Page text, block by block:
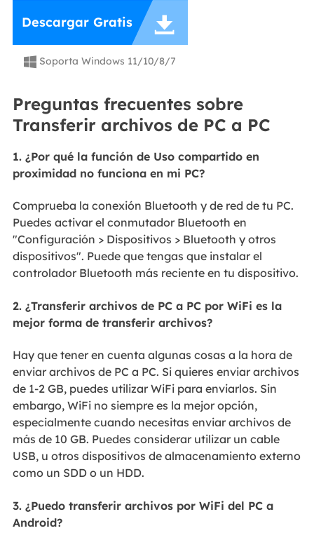
Descargar Gratis 
 Soporta Windows 11/10/8/7
Preguntas frecuentes sobre
Transferir archivos de PC a PC
1. ¿Por qué la función de Uso compartido en
proximidadno funciona en mi PC?
Comprueba la conexión Bluetooth y de red de tu PC.
Puedes activar el conmutador Bluetooth en
"Configuración > Dispositivos > Bluetooth y otros
dispositivos". Puede que tengas que instalar el
controlador Bluetooth más reciente en tu dispositivo.
2. ¿Transferir archivos de PC a PC por WiFi es la
mejor forma de transferir archivos?
Hay que tener en cuenta algunas cosas a la hora de
enviar archivos de PC a PC. Si quieres enviar archivos
de 1-2 GB, puedes utilizar WiFi para enviarlos. Sin
embargo, WiFi no siempre es la mejor opción,
especialmente cuando necesitas enviar archivos de
más de 10 GB. Puedes considerar utilizar un cable
USB, u otros dispositivos de almacenamiento externo
como un SDD o un HDD.
3. ¿Puedo transferir archivos por WiFi del PC a
Android?